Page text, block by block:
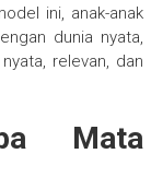
ini, anak-anak
dunia nyata,
relevan, dan
Mata